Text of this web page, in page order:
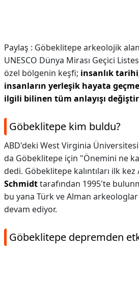
Paylaş : Göbeklitepe arkeolojik
UNESCO Dünya Mirası Geçici
özel bölgenin keşfi; insanlık
insanların yerleşik hayata
ilgili bilinen tüm anlayışı
Göbeklitepe kim buldu?
ABD'deki West Virginia
da Göbeklitepe için "Önemini ne
dedi. Göbeklitepe kalıntıları ilk
Schmidttarafından 1995'te
bu yana Türk ve Alman arkeologlar
devam ediyor.
Göbeklitepe depremden